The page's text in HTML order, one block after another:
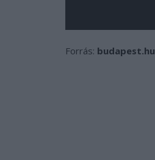
Forrás: budapest.hu